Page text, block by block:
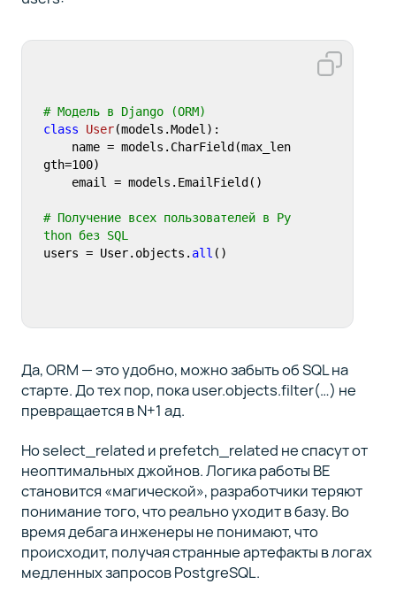
# Модель в Django (ORM)
class
User(models.Model):
gth=100)
# Получение всех пользователей в Py
thon без SQL
users = User.objects. all
Да, ORM — это удобно, можно забыть об SQL на
старте. До тех пор, пока user.objects.filter(…) не
превращается в N+1 ад.
Но select_related и prefetch_related не спасут от
неоптимальных джойнов. Логика работы BE
становится «магической», разработчики теряют
понимание того, что реально уходит в базу. Во
время дебага инженеры не понимают, что
происходит, получая странные артефакты в логах
медленных запросов PostgreSQL.